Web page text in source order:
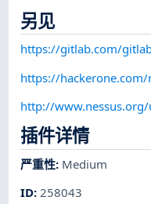
另见
https://gitlab.com/
https://
http://www.nessus.org/
插件详情
严重性: Medium
ID:258043